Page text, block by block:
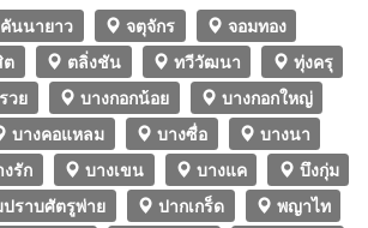
คันนายาว จตุจักร
จอมทอง
ต ตลิ่งชัน ทวีวัฒนา
ทุ่งครุ
วย บางกอกน้อย
บางกอกใหญ่
บางคอแหลม บางซื่อ
บางนา
รัก บางเขน บางแค
บึงกุ่ม
ราบศัตรูพ่าย ปากเกร็ด
พญาไท